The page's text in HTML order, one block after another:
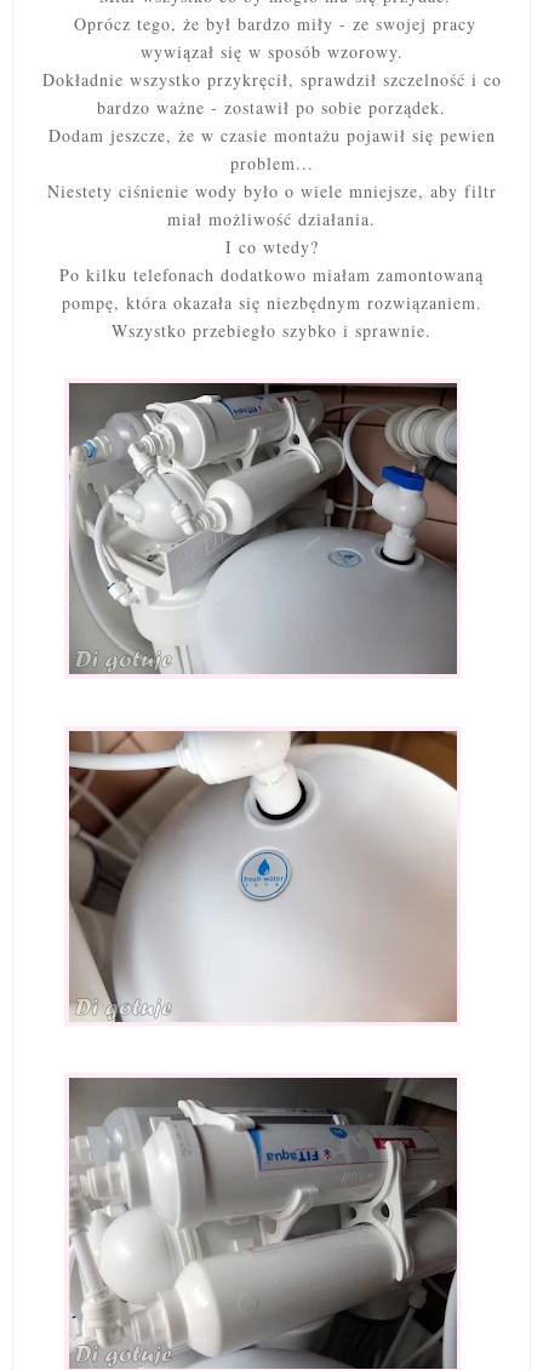
Oprócz tego, że był bardzo miły - ze swojej pracy
wywiązał się w sposób wzorowy.
Dokładnie wszystko przykręcił, sprawdził szczelność i co
bardzo ważne - zostawił po sobie porządek.
Dodam jeszcze, że w czasie montażu pojawił się pewien
problem...
Niestety ciśnienie wody było o wiele mniejsze, aby filtr
miał możliwość działania.
I co wtedy?
Po kilku telefonach dodatkowo miałam zamontowaną
pompę, która okazała się niezbędnym rozwiązaniem.
Wszystko przebiegło szybko i sprawnie.